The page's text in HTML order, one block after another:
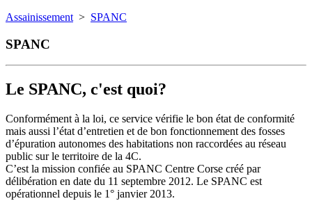
Assainissement > SPANC
SPANC
Le SPANC, c'est quoi?
Conformément à la loi, ce service vérifie le bon état de conformité
mais aussi l’état d’entretien et de bon fonctionnement des fosses
d’épuration autonomes des habitations non raccordées au réseau
public sur le territoire de la 4C.
C’est la mission confiée au SPANC Centre Corse créé par
délibération en date du 11 septembre 2012. Le SPANC est
opérationnel depuis le 1° janvier 2013.